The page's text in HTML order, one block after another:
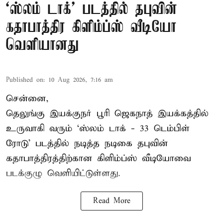
‘ஸ்லம் டாக்’ படத்தில் தபுவின்
கதாபாத்திர கிளிம்ப்ஸ் வீடியோ
வெளியானது
Published on: 10 Aug 2026, 7:16 am
சென்னை,
தெலுங்கு இயக்குநர் பூரி ஜெகநாத் இயக்கத்தில்
உருவாகி வரும் ‘ஸ்லம் டாக் - 33 டெம்பிள்
ரோடு’ படத்தில் நடித்த நடிகை தபுவின்
கதாபாத்திரத்திற்கான கிளிம்ப்ஸ் வீடியோவை
படக்குழு வெளியிட்டுள்ளது.
Read More